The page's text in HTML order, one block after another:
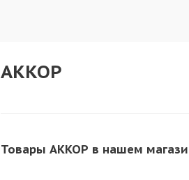
АККОР
Товары АККОР в нашем